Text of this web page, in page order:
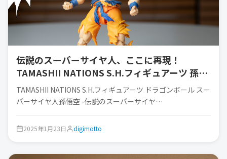
伝説のスーパーサイヤ人、ここに再現！
TAMASHII NATIONS S.H.フィギュアーツ 孫悟
空
TAMASHII NATIONS S.H.フィギュアーツ ドラゴンボール スー
パーサイヤ人孫悟空 -伝説のスーパーサイヤ…
2025年1月23日 digimotto